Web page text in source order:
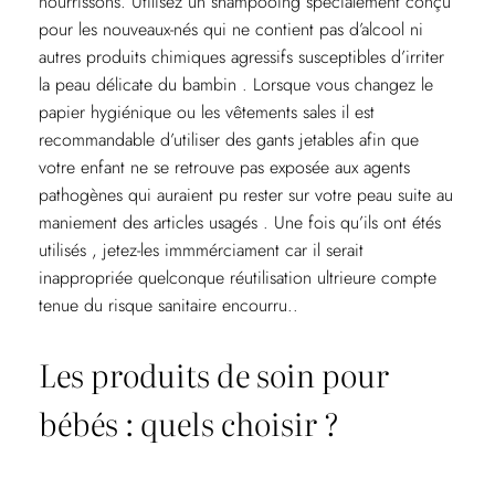
pour les nouveaux-nés qui ne contient pas d’alcool ni
autres produits chimiques agressifs susceptibles d’irriter
la peau délicate du bambin . Lorsque vous changez le
papier hygiénique ou les vêtements sales il est
recommandable d’utiliser des gants jetables afin que
votre enfant ne se retrouve pas exposée aux agents
pathogènes qui auraient pu rester sur votre peau suite au
maniement des articles usagés . Une fois qu’ils ont étés
utilisés , jetez-les immmérciament car il serait
inappropriée quelconque réutilisation ultrieure compte
tenue du risque sanitaire encourru..
Les produits de soin pour
bébés : quels choisir ?